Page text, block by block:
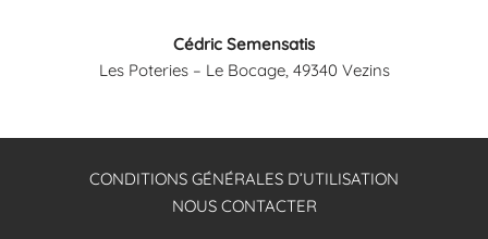
Cédric Semensatis
Les Poteries – Le Bocage, 49340 Vezins
CONDITIONS GÉNÉRALES D’UTILISATION
NOUS CONTACTER